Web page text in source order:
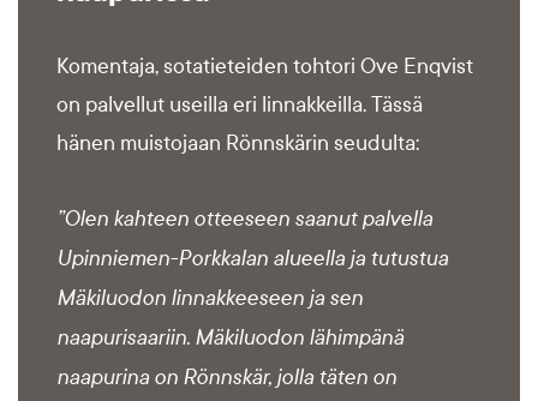
Komentaja, sotatieteiden tohtori Ove Enqvist
on palvellut useilla eri linnakkeilla. Tässä
hänen muistojaan Rönnskärin seudulta:
”Olen kahteen otteeseen saanut palvella
Upinniemen-Porkkalan alueella ja tutustua
Mäkiluodon linnakkeeseen ja sen
naapurisaariin. Mäkiluodon lähimpänä
naapurina on Rönnskär, jolla täten on